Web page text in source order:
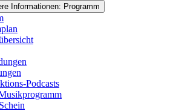
Informationen: Programm
Podcasts